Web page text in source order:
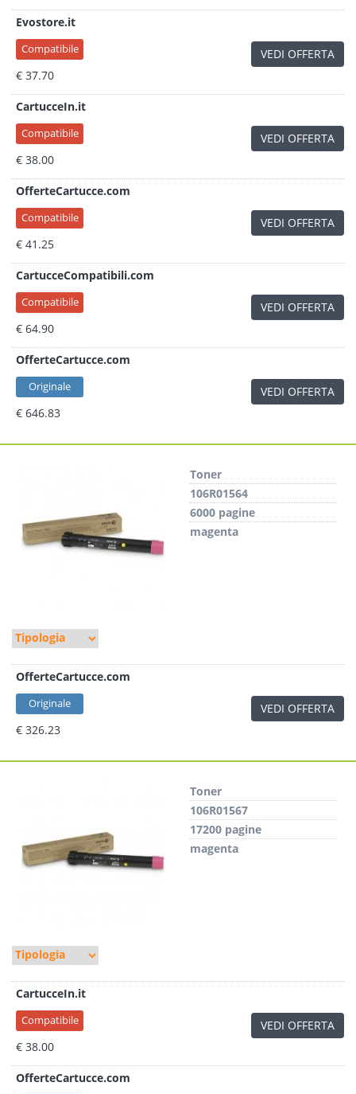
Evostore.it
Compatibile
€ 37.70
VEDI OFFERTA
CartucceIn.it
Compatibile
€ 38.00
VEDI OFFERTA
OfferteCartucce.com
Compatibile
€ 41.25
VEDI OFFERTA
CartucceCompatibili.com
Compatibile
€ 64.90
VEDI OFFERTA
OfferteCartucce.com
Originale
€ 646.83
VEDI OFFERTA
Toner
106R01564
6000 pagine
magenta
OfferteCartucce.com
Originale
€ 326.23
VEDI OFFERTA
Toner
106R01567
17200 pagine
magenta
CartucceIn.it
Compatibile
€ 38.00
VEDI OFFERTA
OfferteCartucce.com